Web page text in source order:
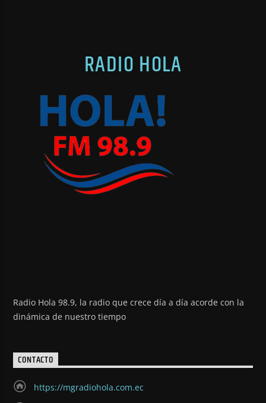
RADIO HOLA
Radio Hola 98.9, la radio que crece día a día acorde con la
dinámica de nuestro tiempo
CONTACTO
https://mgradiohola.com.ec